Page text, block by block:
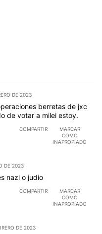
DE 2023
berretas de jxc
de votar a milei estoy.
COMPARTIR
MARCAR
COMO
INAPROPIADO
DE 2023
nazi o judio
COMPARTIR
MARCAR
COMO
INAPROPIADO
DE 2023